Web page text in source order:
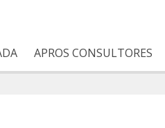
APROS CONSULTORES